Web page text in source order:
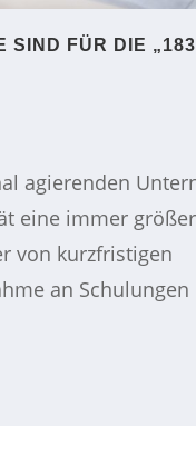
SIND FÜR DIE
agierenden
eine immer
von kurzfristigen
an Schulungen